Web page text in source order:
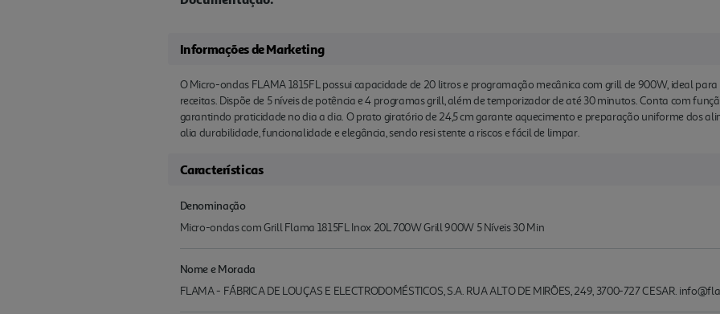
Informações de Marketing
O Micro-ondas FLAMA 1815FL possui capacidade de 20 litros e programação mecânica com grill de 900W, ideal
receitas. Dispõe de 5 níveis de potência e 4 programas grill, além de temporizador de até 30 minutos. Conta com
garantindo praticidade no dia a dia. O prato giratório de 24,5 cm garante aquecimento e preparação uniforme dos
alia durabilidade, funcionalidade e elegância, sendo resi stente a riscos e fácil de limpar.
Características
Denominação
Micro-ondas com Grill Flama 1815FL Inox 20L 700W Grill 900W 5 Níveis 30 Min
Nome e Morada
FLAMA - FÁBRICA DE LOUÇAS E ELECTRODOMÉSTICOS, S.A. RUA ALTO DE MIRÕES, 249, 3700-727 CESAR.